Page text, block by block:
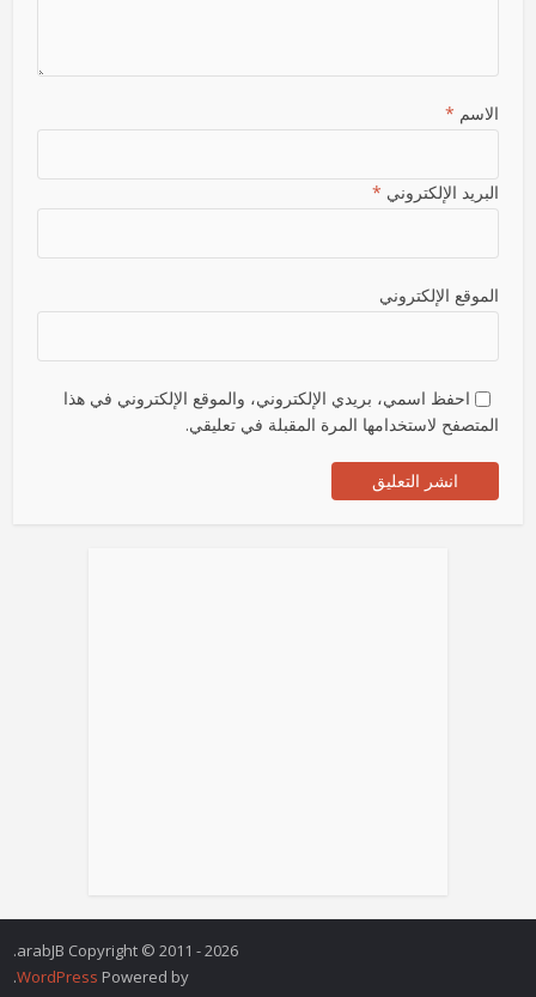
الاسم *
البريد الإلكتروني *
الموقع الإلكتروني
احفظ اسمي، بريدي الإلكتروني، والموقع الإلكتروني في هذا
المتصفح لاستخدامها المرة المقبلة في تعليقي.
arabJB Copyright © 2011 - 2026.
Powered by
WordPress
.